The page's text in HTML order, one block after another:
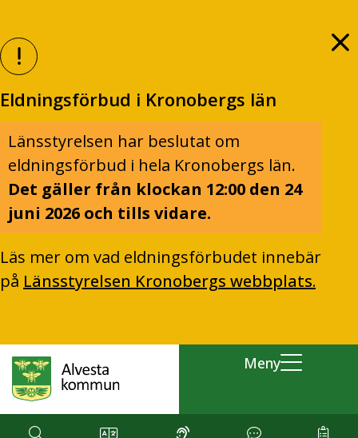
Eldningsförbud i Kronobergs län
Länsstyrelsen har beslutat om
eldningsförbud i hela Kronobergs län.
Det gäller från klockan 12:00 den 24
juni 2026 och tills vidare.
Läs mer om vad eldningsförbudet innebär
på Länsstyrelsen Kronobergs webbplats.
Meny